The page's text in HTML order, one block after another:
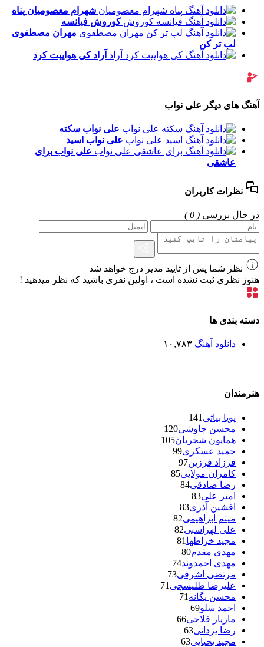
شهرام معصومیان پناه
کوروش فیانسه
مهران مصطفوی
لب تر کن
آراد کی هواییت کرد
آهنگ های دیگر علی نواب
علی نواب سکته
علی نواب اسید
علی نواب برای
عاشقی
نظرات کاربران
در حال بررسی ( 0 )
نظر شما پس از تایید مدیر درج خواهد شد
هنوز نظری ثبت نشده است ، اولین نفری باشید که نظر میدهید !
دسته بندی ها
دانلود آهنگ ۱۰,۷۸۳
هنرمندان
پویا بیاتی 141
محسن چاوشی120
همایون شجریان105
حمید عسکری99
فرزاد فرزین97
کامران مولایی85
رضا صادقی84
امیر علی83
افشین آذری83
میثم ابراهیمی82
علی لهراسبی82
مجید خراطها 81
مهدی مقدم80
مهدی احمدوند74
مرتضی اشرفی73
علیرضا طلیسچی 71
محسن یگانه 71
احمد سلو69
مازیار فلاحی66
رضا یزدانی63
مجید یحیایی63